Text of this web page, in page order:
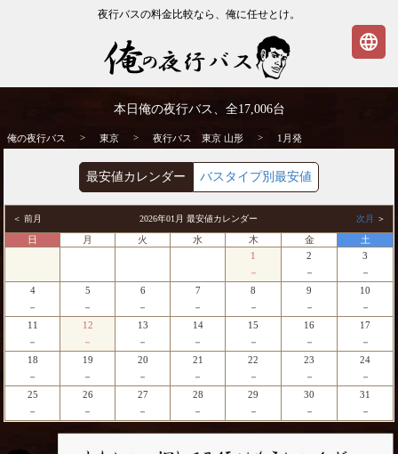
夜行バスの料金比較なら、俺に任せとけ。
| 俺の夜行バス
本日俺の夜行バス、全17,006台
俺の夜行バス > 東京 > 夜行バス 東京 山形 > 1月発
最安値カレンダー バスタイプ別最安値
＜ 前月 2026年01月 最安値カレンダー 次月 ＞
日 月 火 水 木 金
土
1
－
2
－
3
－
4
－
5
－
6
－
7
－
8
－
9
－
10
－
11
－
12
－
13
－
14
－
15
－
16
－
17
－
18
－
19
－
20
－
21
－
22
－
23
－
24
－
25
－
26
－
27
－
28
－
29
－
30
－
31
－
language